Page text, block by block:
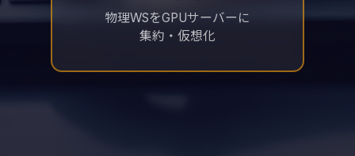
物理WSをGPUサーバーに
集約・仮想化